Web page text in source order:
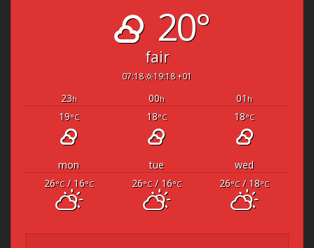
20°
fair
07:18 19:18 +01
23h 00h 01 h
19°C 18°C 18°C
mon tue
wed
26°C/ 16°C 26°C/ 16°C 26°C/ 18°C